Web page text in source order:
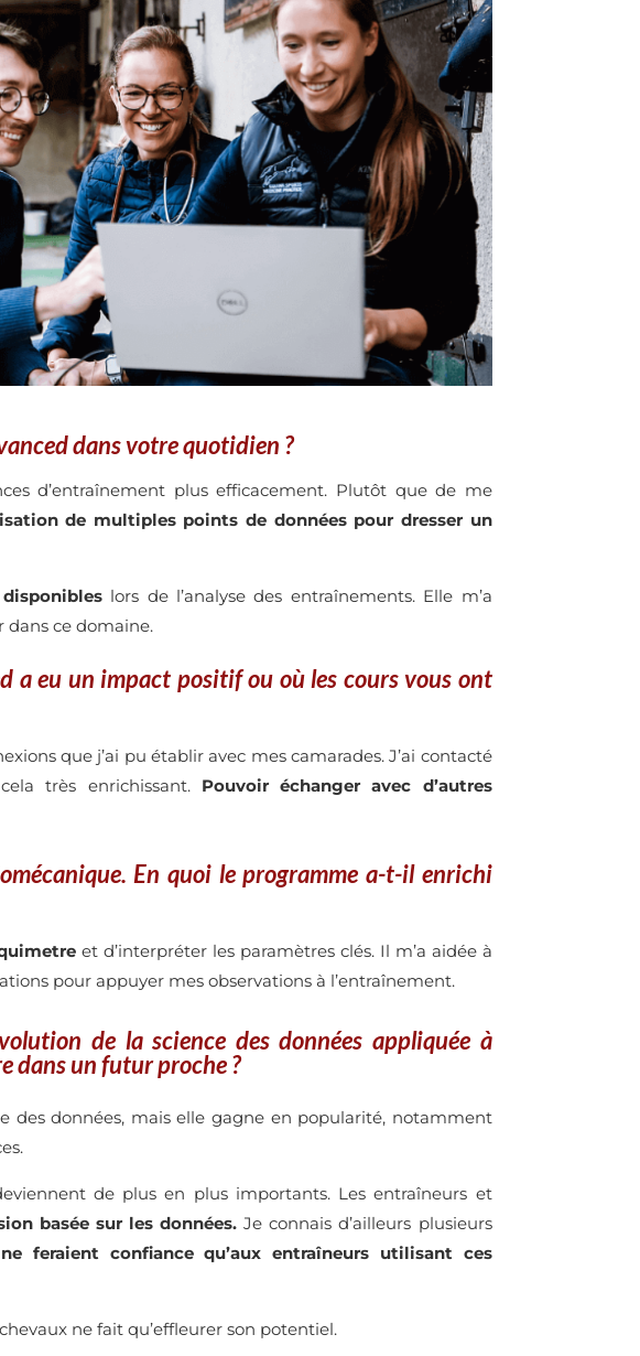
dans votre quotidien ?
d’entraînement plus efficacement. Plutôt que de me
de multiples points de données pour dresser un
lors de l’analyse des entraînements. Elle m’a
dans ce domaine.
a eu un impact positif ou où les cours vous ont
que j’ai pu établir avec mes camarades. J’ai contacté
très enrichissant. Pouvoir échanger avec d’autres
En quoi le programme a-t-il enrichi
et d’interpréter les paramètres clés. Il m’a aidée à
pour appuyer mes observations à l’entraînement.
de la science des données appliquée à
dans un futur proche ?
des données, mais elle gagne en popularité, notamment
de plus en plus importants. Les entraîneurs et
basée sur les données.Je connais d’ailleurs plusieurs
ne feraient confiance qu’aux entraîneurs utilisant ces
ne fait qu’effleurer son potentiel.